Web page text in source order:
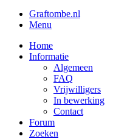
Graftombe.nl
Menu
Home
Informatie
Algemeen
FAQ
Vrijwilligers
In bewerking
Contact
Forum
Zoeken